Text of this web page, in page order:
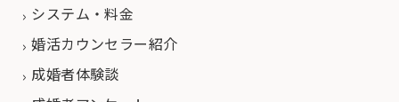
システム・料金
婚活カウンセラー紹介
成婚者体験談